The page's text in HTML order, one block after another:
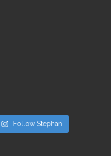
Follow Stephan